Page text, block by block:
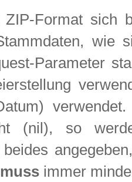
Format sich
wie
Parameter
(nil), so
muss immer